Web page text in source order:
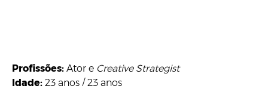
Profissões: Ator e Creative Strategist
Idade: 23 anos / 23 anos